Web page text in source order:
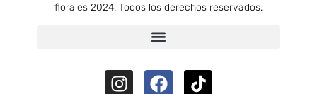
florales 2024. Todos los derechos reservados.